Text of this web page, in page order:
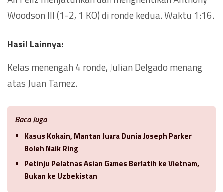
Woodson III (1-2, 1 KO) di ronde kedua. Waktu 1:16.
Hasil Lainnya:
Kelas menengah 4 ronde, Julian Delgado menang
atas Juan Tamez.
Baca Juga
Kasus Kokain, Mantan Juara Dunia Joseph Parker
Boleh Naik Ring
Petinju Pelatnas Asian Games Berlatih ke Vietnam,
Bukan ke Uzbekistan